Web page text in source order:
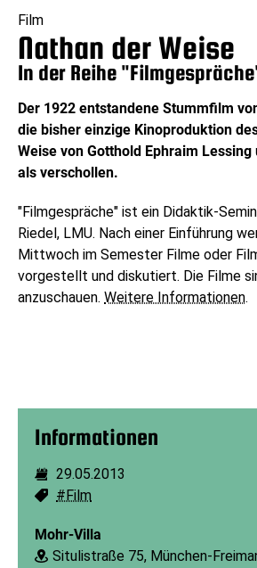
Film
Nathan der Weise
In der Reihe
Der 1922 entstandene Stummfilm
die bisher einzige Kinoproduktion
Weise von Gotthold Ephraim
als verschollen.
"Filmgespräche" ist ein Didaktik-
Riedel, LMU. Nach einer Einführung
Mittwoch im Semester Filme oder
vorgestellt und diskutiert. Die Filme
anzuschauen. Weitere Informationen.
Informationen
Dauer:
29.05.2013
Schlagworte:
#Film
Mohr-Villa
Ort:
Situlistraße 75, München-